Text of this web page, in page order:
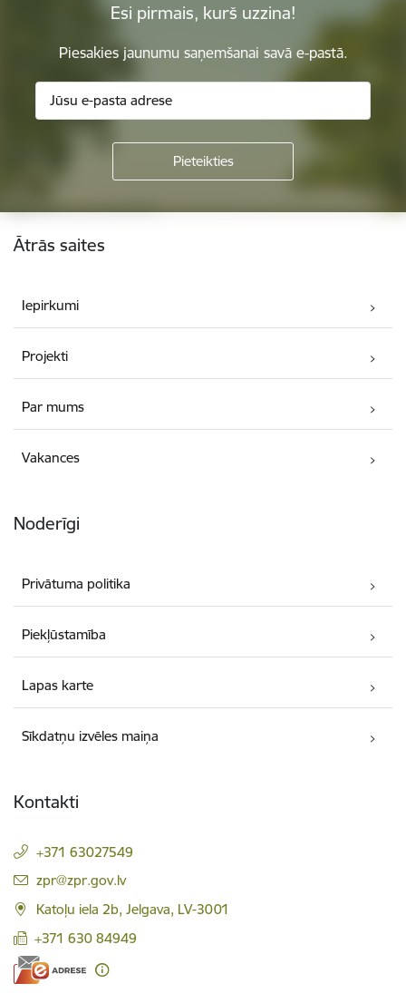
Esi pirmais, kurš uzzina!
Piesakies jaunumu saņemšanai savā e-pastā.
Kājene
Ātrās saites
Iepirkumi
Projekti
Par mums
Vakances
Noderīgi
Privātuma politika
Piekļūstamība
Lapas karte
Sīkdatņu izvēles maiņa
Kontakti
+371 63027549
E-pasts:
zpr@zpr.gov.lv
Katoļu iela 2b, Jelgava, LV-3001
+371 630 84949